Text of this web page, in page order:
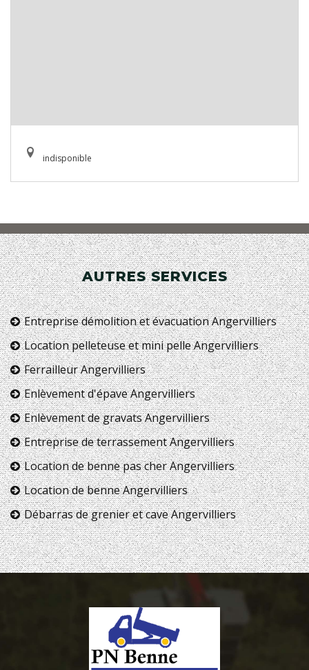
indisponible
AUTRES SERVICES
Entreprise démolition et évacuation Angervilliers
Location pelleteuse et mini pelle Angervilliers
Ferrailleur Angervilliers
Enlèvement d'épave Angervilliers
Enlèvement de gravats Angervilliers
Entreprise de terrassement Angervilliers
Location de benne pas cher Angervilliers
Location de benne Angervilliers
Débarras de grenier et cave Angervilliers